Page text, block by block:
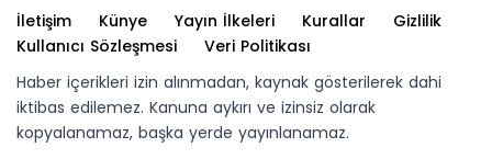
İletişim Künye Yayın İlkeleri Kurallar
Gizlilik
Kullanıcı Sözleşmesi
Veri Politikası
Haber içerikleri izin alınmadan, kaynak gösterilerek dahi
iktibas edilemez. Kanuna aykırı ve izinsiz olarak
kopyalanamaz, başka yerde yayınlanamaz.